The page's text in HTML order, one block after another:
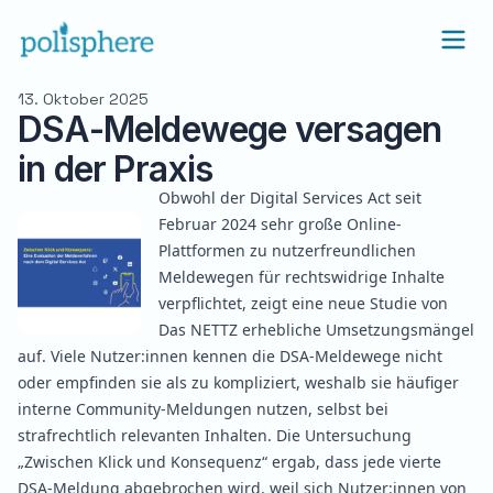
13. Oktober 2025
DSA-Meldewege versagen
in der Praxis
Obwohl der Digital Services Act seit
Februar 2024 sehr große Online-
Plattformen zu nutzerfreundlichen
Meldewegen für rechtswidrige Inhalte
verpflichtet, zeigt eine neue Studie von
Das NETTZ erhebliche Umsetzungsmängel
auf. Viele Nutzer:innen kennen die DSA-Meldewege nicht
oder empfinden sie als zu kompliziert, weshalb sie häufiger
interne Community-Meldungen nutzen, selbst bei
strafrechtlich relevanten Inhalten. Die Untersuchung
„Zwischen Klick und Konsequenz“ ergab, dass jede vierte
DSA-Meldung abgebrochen wird, weil sich Nutzer:innen von